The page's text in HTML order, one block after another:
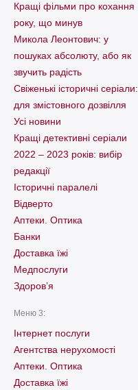
Кращі фільми про кохання
року, що минув
Микола Леонтович: у
пошуках абсолюту, або як
звучить радість
Свіженькі історичні серіали:
для змістовного дозвілля
Усі новини
Кращі детективні серіали
2022 – 2023 років: вибір
редакції
Історичні паралелі
Відверто
Аптеки. Оптика
Банки
Доставка їжі
Медпослуги
Здоров’я
Меню 3:
Інтернет послуги
Агентства нерухомості
Аптеки. Оптика
Доставка їжі